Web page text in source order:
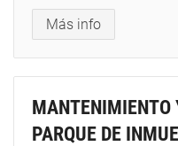
Más info
MANTENIMIENTO
PARQUE DE